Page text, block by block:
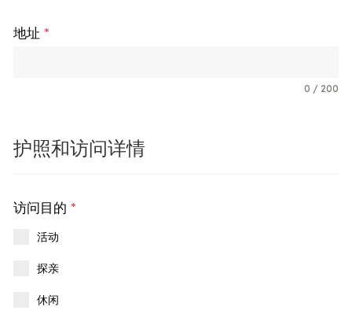
地址*
0 / 200
护照和访问详情
访问目的*
活动
探亲
休闲